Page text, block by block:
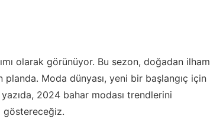
olarak görünüyor. Bu sezon, doğadan ilham
Moda dünyası, yeni bir başlangıç için
2024 bahar modası trendlerini
göstereceğiz.